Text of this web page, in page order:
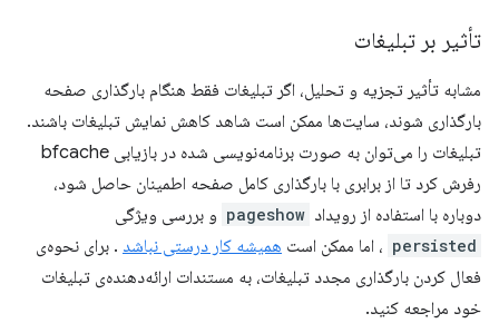
تأثیر بر تبلیغات
مشابه تأثیر تجزیه و تحلیل، اگر تبلیغات فقط هنگام بارگذاری صفحه
بارگذاری شوند، سایت‌ها ممکن است شاهد کاهش نمایش تبلیغات باشند.
تبلیغات را می‌توان به صورت برنامه‌نویسی شده در بازیابی bfcache
رفرش کرد تا از برابری با بارگذاری کامل صفحه اطمینان حاصل شود،
دوباره با استفاده از رویداد pageshow و بررسی ویژگی
persisted ، اما ممکن است همیشه کار درستی نباشد . برای نحوه‌ی
فعال کردن بارگذاری مجدد تبلیغات، به مستندات ارائه‌دهنده‌ی تبلیغات
خود مراجعه کنید.